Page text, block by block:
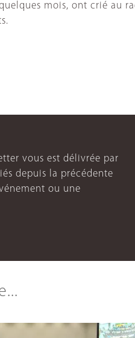
mois, ont crié au
vous est délivrée par
depuis la précédente
ou une